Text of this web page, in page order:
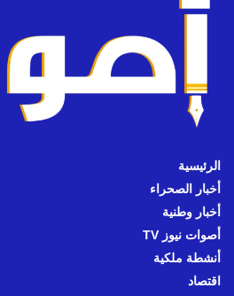
الرئيسية
أخبار الصحراء
أخبار وطنية
أصوات نيوز TV
أنشطة ملكية
اقتصاد